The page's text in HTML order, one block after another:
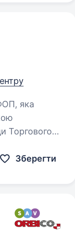
Торгового
Зберегти